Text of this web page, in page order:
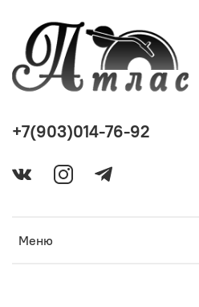
Меню
+7(903)014-76-92